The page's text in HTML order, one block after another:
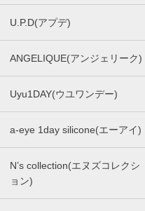
U.P.D(アプデ)
ANGELIQUE(アンジェリーク)
Uyu1DAY(ウユワンデー)
a-eye 1day silicone(エーアイ)
N’s collection(エヌズコレクシ
ョン)